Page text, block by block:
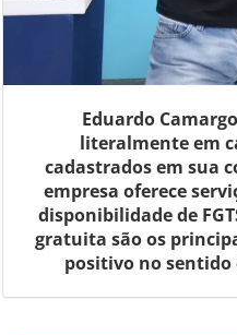
Eduardo
literalmente em
cadastrados em sua
empresa oferece
disponibilidade de
gratuita são os
positivo no sentido